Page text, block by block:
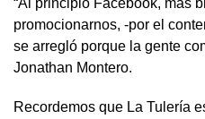
“Al principio Facebook, más
promocionarnos, -por el
se arregló porque la gente
Jonathan Montero.
Recordemos que La Tulería